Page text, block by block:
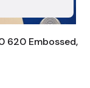
620 Embossed,